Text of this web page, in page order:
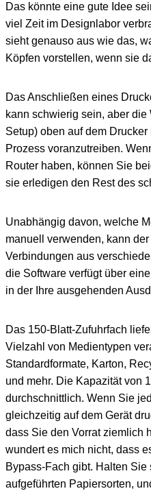
Das könnte eine gute Idee
viel Zeit im Designlabor
sieht genauso aus wie das,
Köpfen vorstellen, wenn sie
Das Anschließen eines
kann schwierig sein, aber die
Setup) oben auf dem
Prozess voranzutreiben.
Router haben, können Sie
sie erledigen den Rest des
Unabhängig davon, welche
manuell verwenden, kann
Verbindungen aus
die Software verfügt über
in der Ihre ausgehenden
Das 150-Blatt-Zufuhrfach
Vielzahl von Medientypen
Standardformate, Karton,
und mehr. Die Kapazität von
durchschnittlich. Wenn Sie
gleichzeitig auf dem Gerät
dass Sie den Vorrat ziemlich
wundert es mich nicht, dass
Bypass-Fach gibt. Halten
aufgeführten Papiersorten,